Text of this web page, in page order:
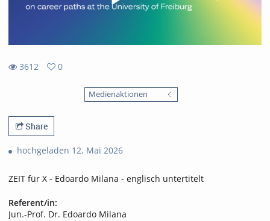
3612
0
Medienaktionen
Share
hochgeladen 12. Mai 2026
ZEIT für X - Edoardo Milana - englisch untertitelt
Referent/in:
Jun.-Prof. Dr. Edoardo Milana